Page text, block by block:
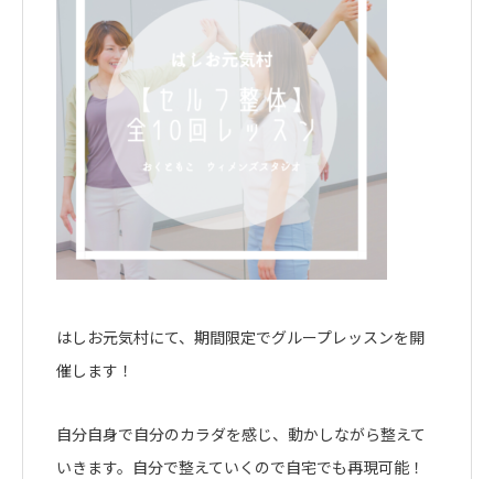
はしお元気村にて、期間限定でグループレッスンを開
催します！
自分自身で自分のカラダを感じ、動かしながら整えて
いきます。自分で整えていくので自宅でも再現可能！